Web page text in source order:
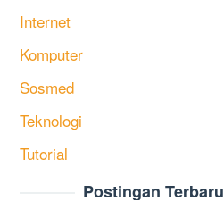
Internet
Komputer
Sosmed
Teknologi
Tutorial
Postingan Terbaru